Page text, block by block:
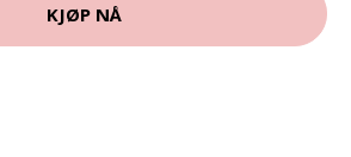
KJØP NÅ